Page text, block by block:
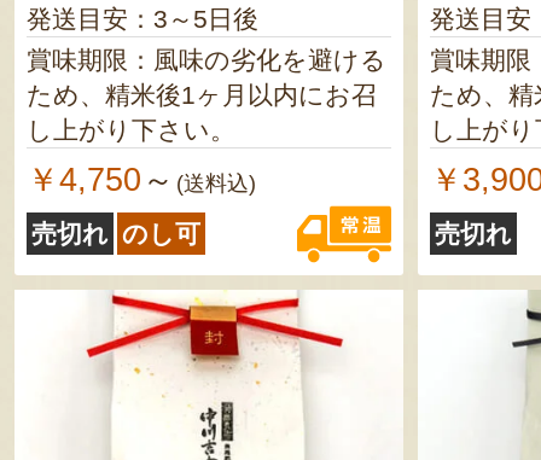
発送目安：3～5日後
賞味期限：風味の劣化を避ける
ため、精米後1ヶ月以内にお召
し上がり下さい。
￥4,750 ～ (送料込)
売切れ のし可
発送目安
賞味期限
ため、
し上が
￥
売切れ